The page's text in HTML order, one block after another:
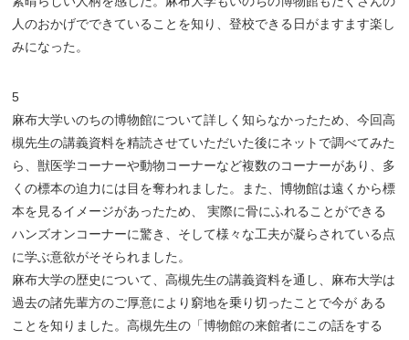
人のおかげでできていることを知り、登校できる日がますます楽し
みになった。
5
麻布大学いのちの博物館について詳しく知らなかったため、今回高
槻先生の講義資料を精読させていただいた後にネットで調べてみた
ら、獣医学コーナーや動物コーナーなど複数のコーナーがあり、多
くの標本の迫力には目を奪われました。また、博物館は遠くから標
本を見るイメージがあったため、 実際に骨にふれることができる
ハンズオンコーナーに驚き、そして様々な工夫が凝らされている点
に学ぶ意欲がそそられました。
麻布大学の歴史について、高槻先生の講義資料を通し、麻布大学は
過去の諸先輩方のご厚意により窮地を乗り切ったことで今が ある
ことを知りました。高槻先生の「博物館の来館者にこの話をする